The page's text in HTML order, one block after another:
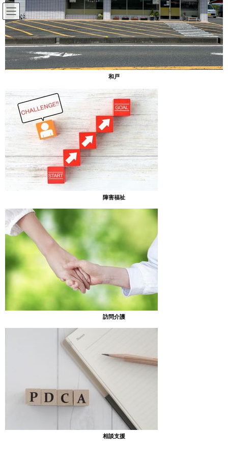
コ
ン
テ
ン
ツ
へ
ス
ナ
ビ
ゲ
ー
シ
ョ
ン
放課後等デイサービスのブログ
放課後等デイサービスのブログ
2023年3月6日
放課後等デイサービスのブログ
3月の予定
[あったまぁる山]
先日、ご利用者様にお渡ししました「デイ山 3月の予定」になり
和戸
障害福祉
訪問介護
相談支援